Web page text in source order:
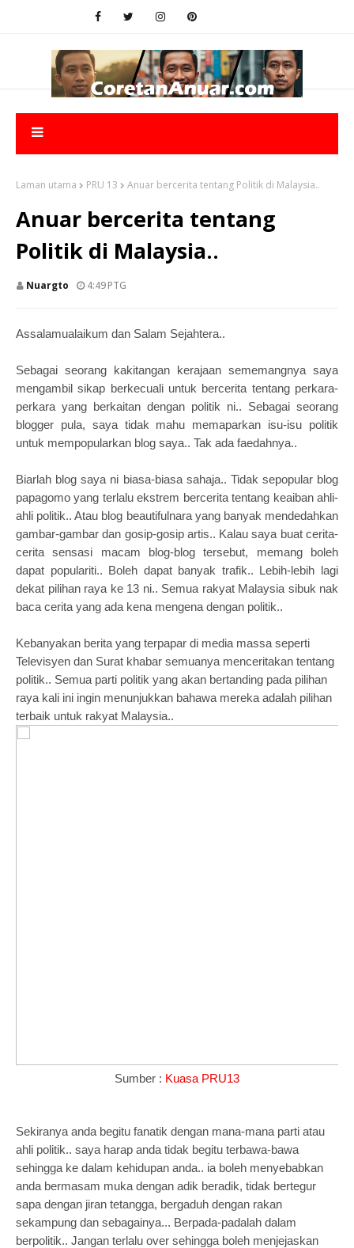
Laman utama PRU 13 Anuar bercerita tentang Politik di Malaysia..
Anuar bercerita tentang
Politik di Malaysia..
Nuargto 4:49 PTG
Assalamualaikum dan Salam Sejahtera..
Sebagai seorang kakitangan kerajaan sememangnya saya
mengambil sikap berkecuali untuk bercerita tentang perkara-
perkara yang berkaitan dengan politik ni.. Sebagai seorang
blogger pula, saya tidak mahu memaparkan isu-isu politik
untuk mempopularkan blog saya.. Tak ada faedahnya..
Biarlah blog saya ni biasa-biasa sahaja.. Tidak sepopular blog
papagomo yang terlalu ekstrem bercerita tentang keaiban ahli-
ahli politik.. Atau blog beautifulnara yang banyak mendedahkan
gambar-gambar dan gosip-gosip artis.. Kalau saya buat cerita-
cerita sensasi macam blog-blog tersebut, memang boleh
dapat populariti.. Boleh dapat banyak trafik.. Lebih-lebih lagi
dekat pilihan raya ke 13 ni.. Semua rakyat Malaysia sibuk nak
baca cerita yang ada kena mengena dengan politik..
Kebanyakan berita yang terpapar di media massa seperti
Televisyen dan Surat khabar semuanya menceritakan tentang
politik.. Semua parti politik yang akan bertanding pada pilihan
raya kali ini ingin menunjukkan bahawa mereka adalah pilihan
terbaik untuk rakyat Malaysia..
Sumber : Kuasa PRU13
Sekiranya anda begitu fanatik dengan mana-mana parti atau
ahli politik.. saya harap anda tidak begitu terbawa-bawa
sehingga ke dalam kehidupan anda.. ia boleh menyebabkan
anda bermasam muka dengan adik beradik, tidak bertegur
sapa dengan jiran tetangga, bergaduh dengan rakan
sekampung dan sebagainya... Berpada-padalah dalam
berpolitik.. Jangan terlalu over sehingga boleh menjejaskan